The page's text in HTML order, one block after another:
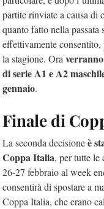
partite rinviate a causa di
quanto fatto nella
effettivamente
la stagione. Ora
di serie A1 e A2
gennaio.
Finale di
La seconda decisioneè
Coppa Italia, per tutte le
26-27 febbraio al week
consentirà di spostare a
Coppa Italia, che erano